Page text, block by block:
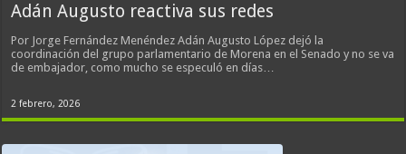
Adán Augusto reactiva sus redes
Por Jorge Fernández Menéndez Adán Augusto López dejó la
coordinación del grupo parlamentario de Morena en el Senado y no se va
de embajador, como mucho se especuló en días…
2 febrero, 2026